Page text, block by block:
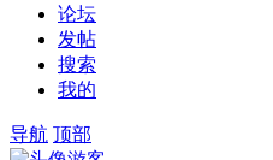
论坛
发帖
搜索
我的
导航 顶部